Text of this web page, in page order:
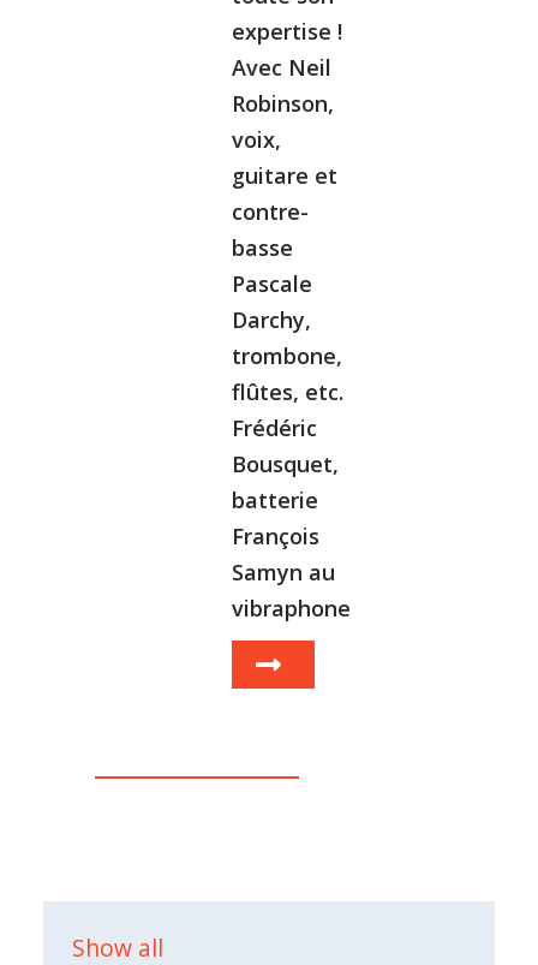
expertise !
Avec Neil
Robinson,
voix,
guitare et
contre-
basse
Pascale
Darchy,
trombone,
flûtes, etc.
Frédéric
Bousquet,
batterie
François
Samyn au
vibraphone
Show all